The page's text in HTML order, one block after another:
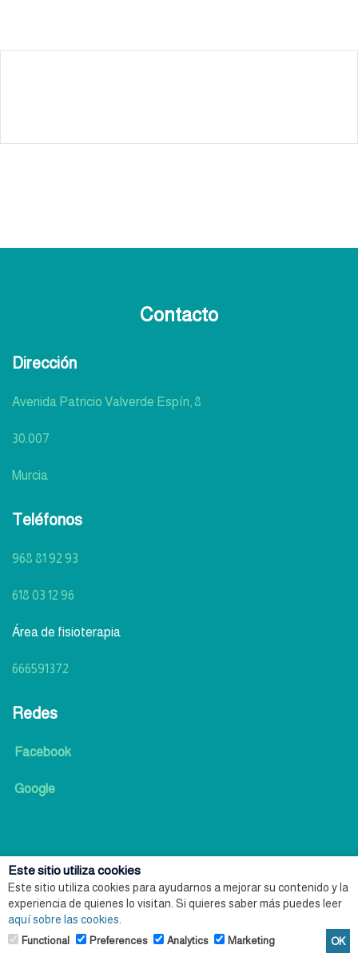
Contacto
Dirección
Avenida Patricio Valverde Espín, 8
30.007
Murcia
Teléfonos
968 81 92 93
618 03 12 96
Área de fisioterapia
666591372
Redes
Facebook
Google
Aviso legal
Este sitio utiliza cookies
Este sitio utiliza cookies para ayudarnos a mejorar su contenido y la
experiencia de quienes lo visitan. Si quieres saber más puedes leer
aquí sobre las cookies
Granular
Functional Preferences Analytics Marketing OK